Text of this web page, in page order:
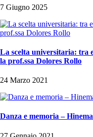
7 Giugno 2025
La scelta universitaria: tra
la prof.ssa Dolores Rollo
24 Marzo 2021
Danza e memoria –